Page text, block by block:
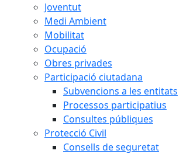
Joventut
Medi Ambient
Mobilitat
Ocupació
Obres privades
Participació ciutadana
Subvencions a les entitats
Processos participatius
Consultes públiques
Protecció Civil
Consells de seguretat